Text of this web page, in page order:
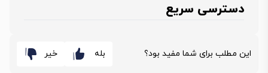
دسترسی سریع
این مطلب برای شما مفید بود؟ بله خیر